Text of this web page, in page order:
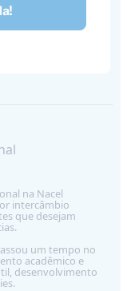
na Nacel
intercâmbio
que desejam
um tempo no
acadêmico e
desenvolvimento